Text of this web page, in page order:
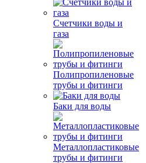
Счетчики воды и
газа
Полипропиленовые
трубы и фитинги
Баки для воды
Металлопластиковые
трубы и фитинги